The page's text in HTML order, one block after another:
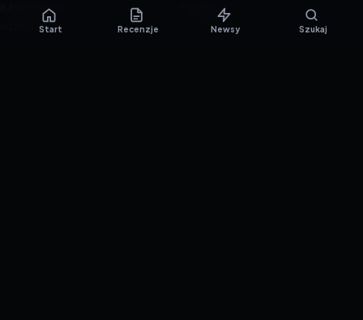
KATEGORIE
NOWINKI
PORTAL
Informacje o ciasteczkach
Start Recenzje Newsy Szukaj